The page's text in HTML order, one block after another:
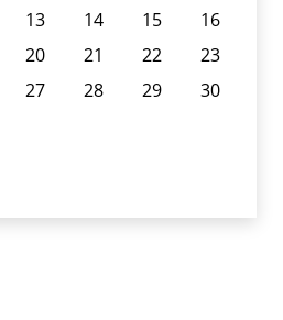
13 14 15
16
20 21 22
23
27 28 29
30